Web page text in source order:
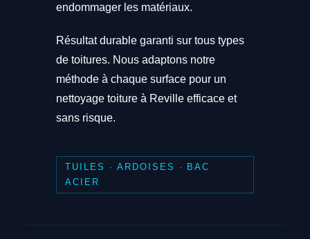
endommager les matériaux.
Résultat durable garanti sur tous types
de toitures. Nous adaptons notre
méthode à chaque surface pour un
nettoyage toiture à Reville efficace et
sans risque.
TUILES · ARDOISES · BAC
ACIER